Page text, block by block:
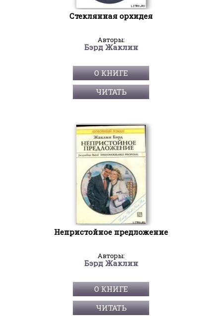
Стеклянная орхидея
Авторы:
Бэрд Жаклин
О КНИГЕ
ЧИТАТЬ
Непристойное предложение
Авторы:
Бэрд Жаклин
О КНИГЕ
ЧИТАТЬ